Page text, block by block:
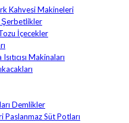
Kahvesi Makineleri
Şerbetlikler
İçecekler
Makinaları
Demlikler
Paslanmaz Süt Potları